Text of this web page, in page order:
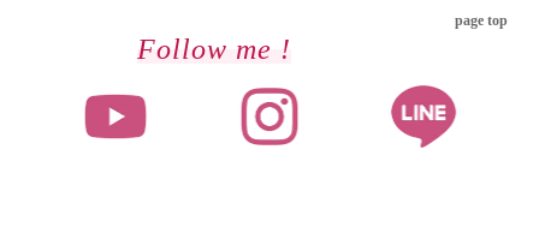
page top
Follow me !